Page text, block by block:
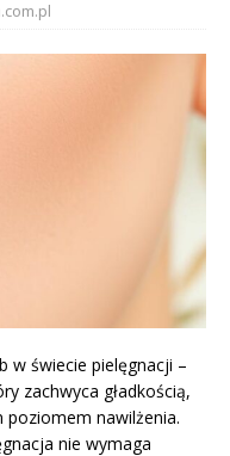
w świecie pielęgnacji –
zachwyca gładkością,
nawilżenia.
nie wymaga